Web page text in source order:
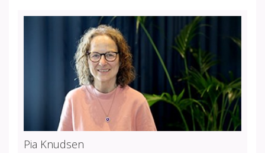
Pia Knudsen